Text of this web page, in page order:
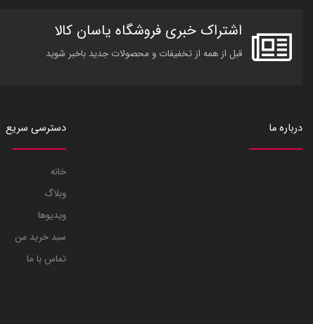
اشتراک خبری فروشگاه یاسان کالا
قبل از همه از تخفیفات و محصولات جدید باخبر شوید
درباره ما دسترسی سریع
خانه
وبلاگ
ویدیوها
سبد خرید من
تماس با ما